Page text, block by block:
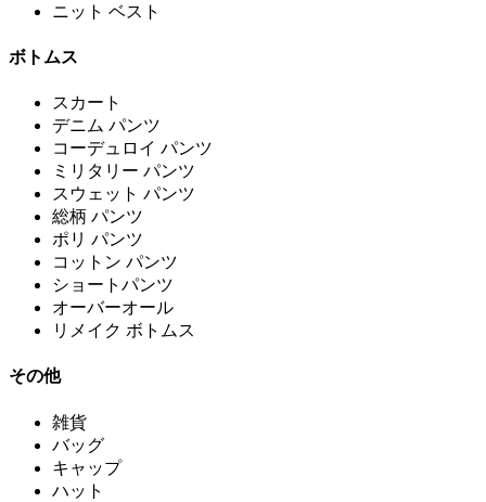
ニット ベスト
ボトムス
スカート
デニム パンツ
コーデュロイ パンツ
ミリタリー パンツ
スウェット パンツ
総柄 パンツ
ポリ パンツ
コットン パンツ
ショートパンツ
オーバーオール
リメイク ボトムス
その他
雑貨
バッグ
キャップ
ハット